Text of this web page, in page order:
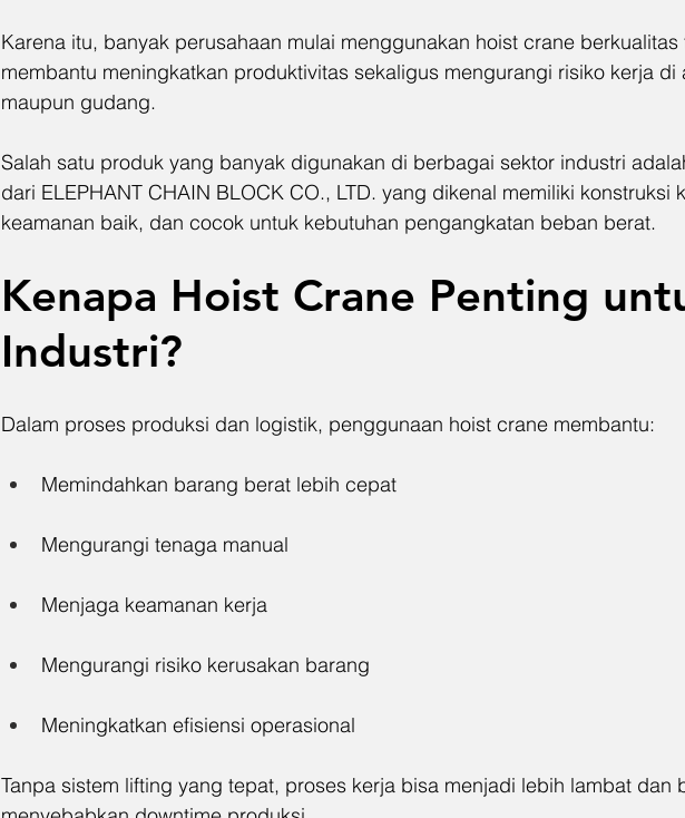
Karena itu, banyak perusahaan mulai menggunakan hoist crane
membantu meningkatkan produktivitas sekaligus mengurangi risiko kerja di
maupun gudang.
Salah satu produk yang banyak digunakan di berbagai sektor industri
dari ELEPHANT CHAIN BLOCK CO., LTD. yang dikenal memiliki konstruksi
keamanan baik, dan cocok untuk kebutuhan pengangkatan beban berat.
Kenapa Hoist Crane Penting
Industri?
Dalam proses produksi dan logistik, penggunaan hoist crane membantu:
Memindahkan barang berat lebih cepat
Mengurangi tenaga manual
Menjaga keamanan kerja
Mengurangi risiko kerusakan barang
Meningkatkan efisiensi operasional
Tanpa sistem lifting yang tepat, proses kerja bisa menjadi lebih lambat dan